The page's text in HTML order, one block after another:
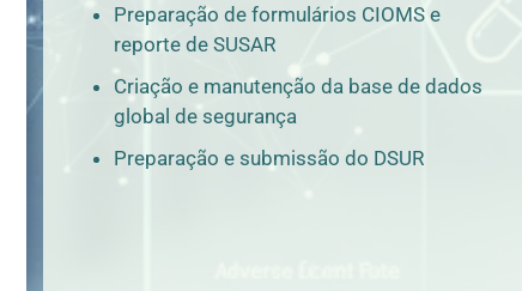
Preparação de formulários CIOMS e
reporte de SUSAR
Criação e manutenção da base de dados
global de segurança
Preparação e submissão do DSUR